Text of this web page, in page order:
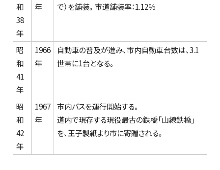
和
38
年
年
で）を舗装。市道舗装率：1.12％
昭
和
41
年
1966
年
自動車の普及が進み、市内自動車台数は、3.1
世帯に1台となる。
昭
和
42
年
1967
年
市内バスを運行開始する。
道内で現存する現役最古の鉄橋「山線鉄橋」
を、王子製紙より市に寄贈される。